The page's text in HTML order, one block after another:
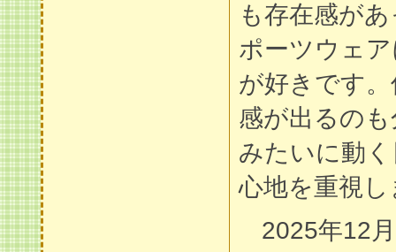
も存在感が
ポーツウェ
が好きです
感が出るの
みたいに動
心地を重視し
2025年12